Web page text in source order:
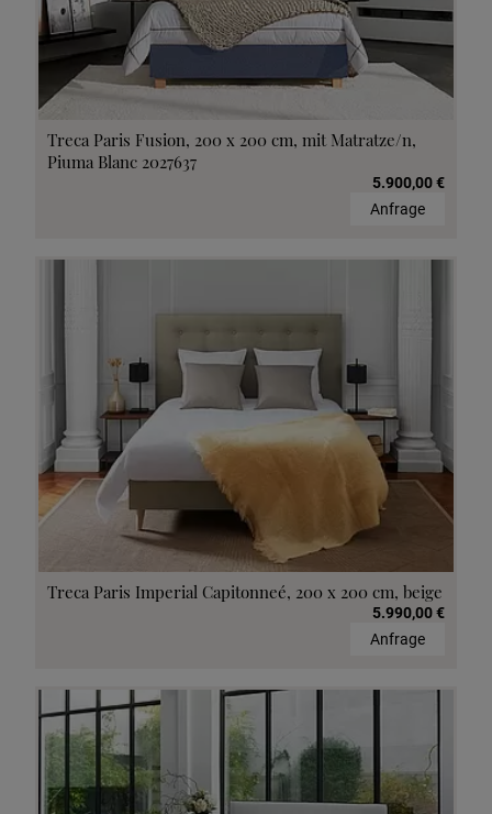
Treca Paris Fusion, 200 x 200 cm, mit Matratze/n,
Piuma Blanc 2027637
5.900,00 €
Anfrage
Treca Paris Imperial Capitonneé, 200 x 200 cm, beige
5.990,00 €
Anfrage